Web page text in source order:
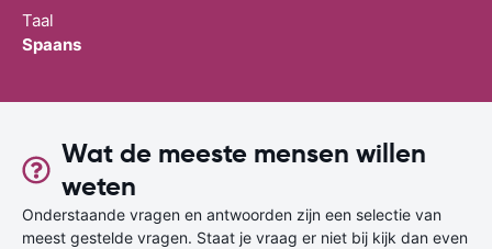
Taal
Spaans
Wat de meeste mensen willen
weten
Onderstaande vragen en antwoorden zijn een selectie van
meest gestelde vragen. Staat je vraag er niet bij kijk dan even